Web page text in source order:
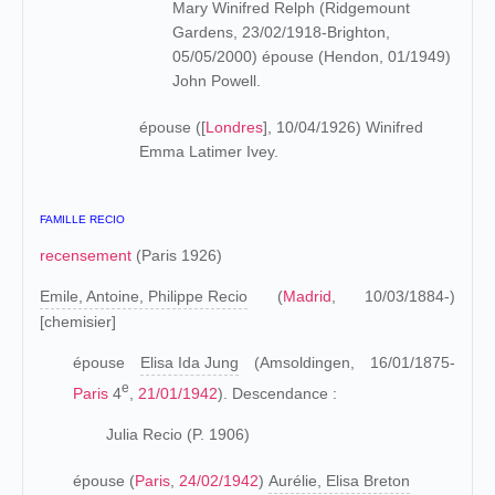
Mary Winifred Relph (Ridgemount
Gardens, 23/02/1918-Brighton,
05/05/2000) épouse (Hendon, 01/1949)
John Powell.
épouse ([Londres], 10/04/1926) Winifred
Emma Latimer Ivey.
FAMILLE RECIO
recensement (Paris 1926)
Emile, Antoine, Philippe Recio (Madrid , 10/03/1884-)
[chemisier]
épouse Elisa Ida Jung (Amsoldingen, 16/01/1875-
Paris 4e 21/01/1942). Descendance :
Julia Recio (P. 1906)
épouse (Paris 24/02/1942) Aurélie, Elisa Breton